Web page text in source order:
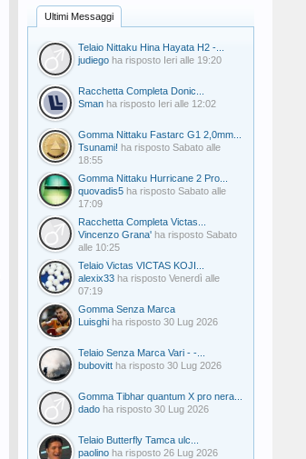
Ultimi Messaggi
Telaio Nittaku Hina Hayata H2 -...
judiego ha risposto Ieri alle 19:20
Racchetta Completa Donic...
Sman ha risposto Ieri alle 12:02
Gomma Nittaku Fastarc G1 2,0mm...
Tsunami! ha risposto Sabato alle
18:55
Gomma Nittaku Hurricane 2 Pro...
quovadis5 ha risposto Sabato alle
17:09
Racchetta Completa Victas...
Vincenzo Grana' ha risposto Sabato
alle 10:25
Telaio Victas VICTAS KOJI...
alexix33 ha risposto Venerdì alle
07:19
Gomma Senza Marca
Luisghi ha risposto 30 Lug 2026
Telaio Senza Marca Vari - -...
bubovitt ha risposto 30 Lug 2026
Gomma Tibhar quantum X pro nera...
dado ha risposto 30 Lug 2026
Telaio Butterfly Tamca ulc...
paolino ha risposto 26 Lug 2026